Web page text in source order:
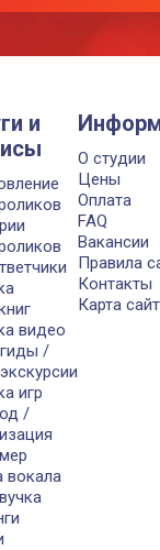
и
видео
/
игр
/
вокала
О студии
Цены
Оплата
FAQ
Вакансии
Правила
Контакты
Карта